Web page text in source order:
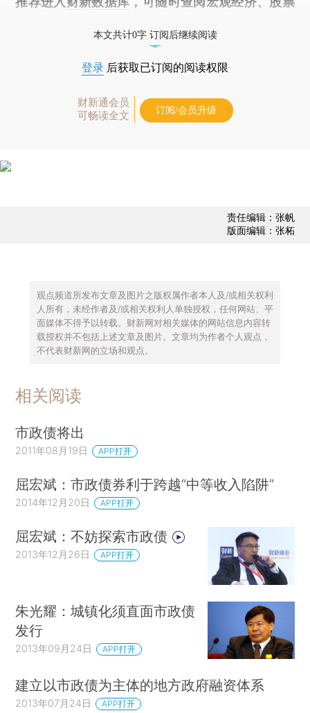
本文共计0字 订阅后继续阅读
登录 后获取已订阅的阅读权限
财新通会员
可畅读全文
订阅/会员升级
责任编辑：张帆
版面编辑：张柘
观点频道所发布文章及图片之版权属作者本人及/或相关权利
人所有，未经作者及/或相关权利人单独授权，任何网站、平
面媒体不得予以转载。财新网对相关媒体的网站信息内容转
载授权并不包括上述文章及图片。文章均为作者个人观点，
不代表财新网的立场和观点。
相关阅读
市政债将出
2011年08月19日 APP打开
屈宏斌：市政债券利于跨越“中等收入陷阱”
2014年12月20日 APP打开
屈宏斌：不妨探索市政债
2013年12月26日 APP打开
朱光耀：城镇化须直面市政债
发行
2013年09月24日 APP打开
建立以市政债为主体的地方政府融资体系
2013年07月24日 APP打开